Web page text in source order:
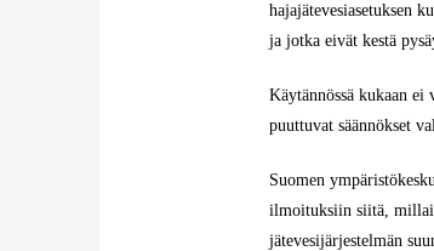
hajajätevesiasetuksen
ja jotka eivät kestä
Käytännössä kukaan ei
puuttuvat säännökset
Suomen
ilmoituksiin siitä,
jätevesijärjestelmän